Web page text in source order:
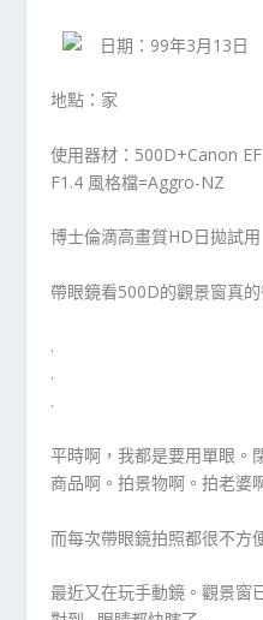
日期：99年3月13日
地點：家
使用器材：500D+Canon
F1.4 風格檔=Aggro-NZ
博士倫滴高畫質HD日拋試用
帶眼鏡看500D的觀景窗真
.
.
.
平時啊，我都是要用單眼。
商品啊。拍景物啊。拍老婆
而每次帶眼鏡拍照都很不方
最近又在玩手動鏡。觀景窗